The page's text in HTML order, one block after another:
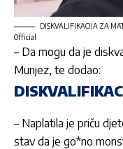
DISKVALIFIKACIJA ZA
Official
– Da mogu da je
Munjez, te dodao:
– Naplatila je priču
stav da je go*no